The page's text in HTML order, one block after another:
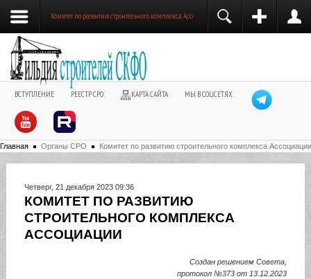
Комитет по развитию строительного комплекса Ассоциации
ВСТУПЛЕНИЕ РЕЕСТР СРО КАРТА САЙТА МЫ В СОЦСЕТЯХ:
Главная Органы СРО Комитет по развитию строительного комплекса Ассоциации
Четверг, 21 декабря 2023 09:36
КОМИТЕТ ПО РАЗВИТИЮ
СТРОИТЕЛЬНОГО КОМПЛЕКСА
АССОЦИАЦИИ
Создан решением Совета,
протокол №373 от 13.12.2023